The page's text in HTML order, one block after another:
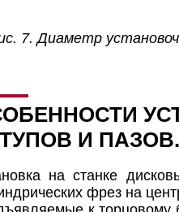
7. Диаметр
И ПАЗОВ.
на станке
фрез на